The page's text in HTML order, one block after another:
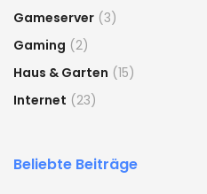
Gameserver (3)
Gaming (2)
Haus & Garten (15)
Internet (23)
Beliebte Beiträge